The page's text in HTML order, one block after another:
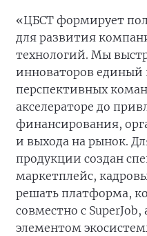
«ЦБСТ формирует
для развития
технологий. Мы
инноваторов единый
перспективных
акселераторе до
финансирования,
и выхода на рынок.
продукции создан
маркетплейс,
решать платформа,
совместно с
элементом